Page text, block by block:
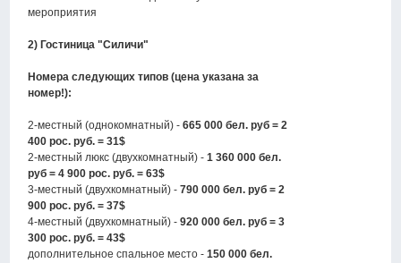
мероприятия
2) Гостиница "Силичи"
Номера следующих типов (цена указана за
номер!):
2-местный (однокомнатный) -665 000 бел. руб = 2
400 рос. руб. = 31$
2-местный люкс (двухкомнатный) -1 360 000 бел.
руб = 4 900 рос. руб. = 63$
3-местный (двухкомнатный) -790 000 бел. руб = 2
900 рос. руб. = 37$
4-местный (двухкомнатный) -920 000 бел. руб = 3
300 рос. руб. = 43$
дополнительное спальное место -150 000 бел.